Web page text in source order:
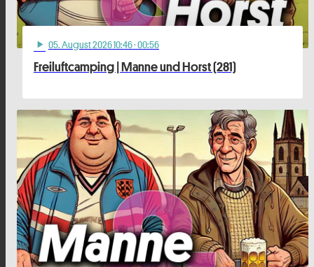
play_arrow 05. August 2026 10:46· 00:56
Freiluftcamping | Manne und Horst (281)